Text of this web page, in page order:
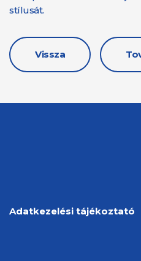
stílusát.
Vissza
Adatkezelési tájékoztató